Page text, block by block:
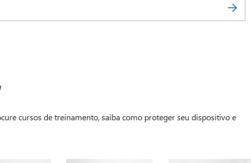
cursos de treinamento, saiba como proteger seu dispositivo e